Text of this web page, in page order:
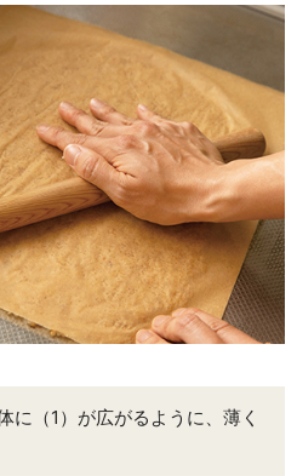
に（1）が広がるように、薄く